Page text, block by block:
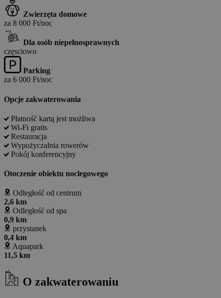
Zwierzęta domowe
za 8 000 Ft/noc
Dla osób niepełnosprawnych
częsciowo
Parking
za 6 000 Ft/noc
Opcje zakwaterowania
Płatność kartą jest możliwa
Wi-Fi gratis
Restauracja
Wypożyczalnia rowerów
Pokój konferencyjny
Otoczenie obiektu noclegowego
Odległość od centrum
2,6 km
Odległość od spa
0,9 km
przystanek
0,4 km
Aquapark
11,5 km
O zakwaterowaniu